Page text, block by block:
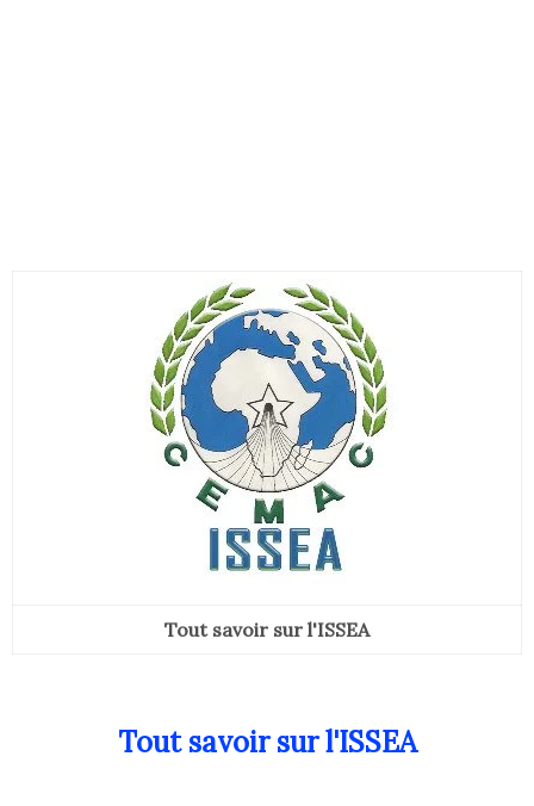
Tout savoir sur l'ISSEA
Tout savoir sur l'ISSEA